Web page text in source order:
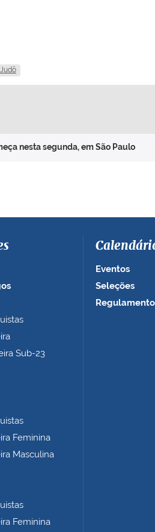
Judô
nesta segunda, em São Paulo
Sub-23
Feminina
Masculina
Feminina
Eventos
Seleções